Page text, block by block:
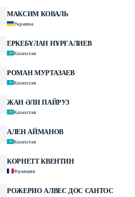
МАКСИМ КОВАЛЬ
Украина
ЕРКЕБҰЛАН НҰРҒАЛИЕВ
Казахстан
РОМАН МУРТАЗАЕВ
Казахстан
ЖАН ӘЛИ ПАЙРУЗ
Казахстан
АЛЕН АЙМАНОВ
Казахстан
КОРНЕТТ КВЕНТИН
Франция
РОЖЕРИО АЛВЕС ДОС САНТОС